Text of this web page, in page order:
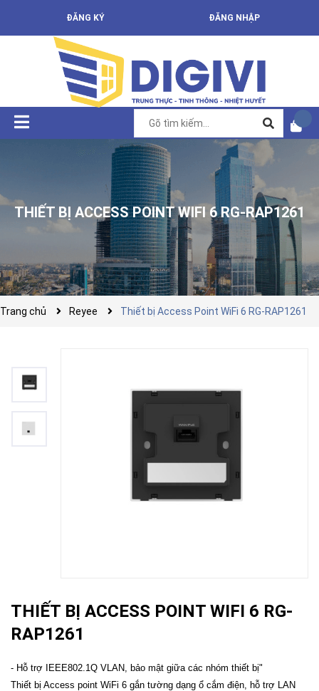
ĐĂNG KÝ ĐĂNG NHẬP
THIẾT BỊ ACCESS POINT WIFI 6 RG-RAP1261
Trang chủ Reyee Thiết bị Access Point WiFi 6 RG-RAP1261
THIẾT BỊ ACCESS POINT WIFI 6 RG-
RAP1261
- Hỗ trợ IEEE802.1Q VLAN, bảo mật giữa các nhóm thiết bị"
Thiết bị Access point WiFi 6 gắn tường dạng ổ cắm điện, hỗ trợ LAN